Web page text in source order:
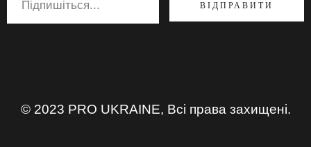
ВІДПРАВИТИ
© 2023 PRO UKRAINE, Всі права захищені.